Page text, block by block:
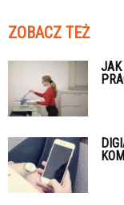
ZOBACZ TEŻ
JAK